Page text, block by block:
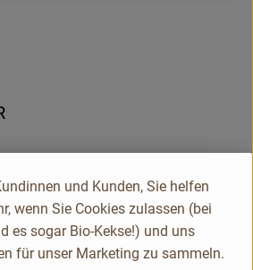
und Kunden, Sie helfen
wenn Sie Cookies zulassen (bei
es sogar Bio-Kekse!) und uns
für unser Marketing zu sammeln.